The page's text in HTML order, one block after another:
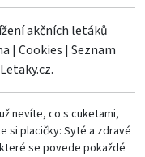
akčních letáků
| Cookies | Seznam
nevíte, co s cuketami,
si placičky: Syté a zdravé
se povede pokaždé